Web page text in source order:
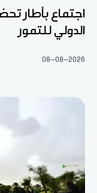
اجتماع بأطار
الدولي للتمور
08-08-2026